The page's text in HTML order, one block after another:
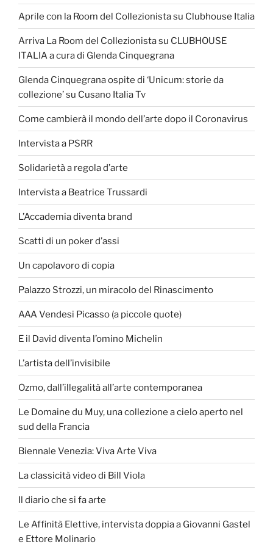
Aprile con la Room del Collezionista su Clubhouse Italia
Arriva La Room del Collezionista su CLUBHOUSE
ITALIA a cura di Glenda Cinquegrana
Glenda Cinquegrana ospite di ‘Unicum: storie da
collezione’ su Cusano Italia Tv
Come cambierà il mondo dell’arte dopo il Coronavirus
Intervista a PSRR
Solidarietà a regola d’arte
Intervista a Beatrice Trussardi
L’Accademia diventa brand
Scatti di un poker d’assi
Un capolavoro di copia
Palazzo Strozzi, un miracolo del Rinascimento
AAA Vendesi Picasso (a piccole quote)
E il David diventa l’omino Michelin
L’artista dell’invisibile
Ozmo, dall’illegalità all’arte contemporanea
Le Domaine du Muy, una collezione a cielo aperto nel
sud della Francia
Biennale Venezia: Viva Arte Viva
La classicità video di Bill Viola
Il diario che si fa arte
Le Affinità Elettive, intervista doppia a Giovanni Gastel
e Ettore Molinario